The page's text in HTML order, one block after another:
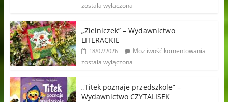
została wyłączona
„Zielniczek” – Wydawnictwo
LITERACKIE
18/07/2026
Możliwość komentowania
została wyłączona
„Titek poznaje przedszkole” –
Wydawnictwo CZYTALISEK